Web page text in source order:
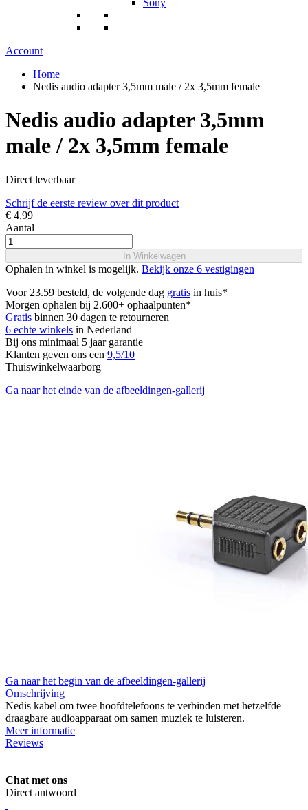
Sony
Account
Home
Nedis audio adapter 3,5mm male / 2x 3,5mm female
Nedis audio adapter 3,5mm
male / 2x 3,5mm female
Direct leverbaar
Schrijf de eerste review over dit product
€ 4,99
Aantal
In Winkelwagen
Ophalen in winkel is mogelijk. Bekijk onze 6 vestigingen
Voor 23.59 besteld, de volgende dag gratis in huis*
Morgen ophalen bij 2.600+ ophaalpunten*
Gratis binnen 30 dagen te retourneren
6 echte winkels in Nederland
Bij ons minimaal 5 jaar garantie
Klanten geven ons een 9,5/10
Thuiswinkelwaarborg
Ga naar het einde van de afbeeldingen-gallerij
Ga naar het begin van de afbeeldingen-gallerij
Omschrijving
Nedis kabel om twee hoofdtelefoons te verbinden met hetzelfde
draagbare audioapparaat om samen muziek te luisteren.
Meer informatie
Reviews
Chat met ons
Direct antwoord